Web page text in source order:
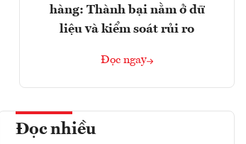
hàng: Thành bại nằm ở dữ
liệu và kiểm soát rủi ro
Đọc ngay
Đọc nhiều